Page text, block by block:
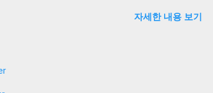
들면서 하루의 에너지를 다른 곳에 쓸 수 있게
며 일부 서비스는 요일 선택도 가능합니다. 정기
선택 구조 식음료 정기구독은 무작위 발송이 아
자세한 내용 보기